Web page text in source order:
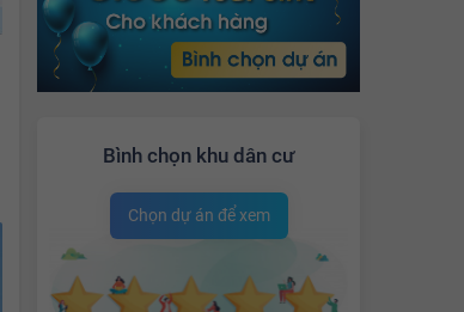
Bình chọn khu dân cư
Chọn dự án để xem